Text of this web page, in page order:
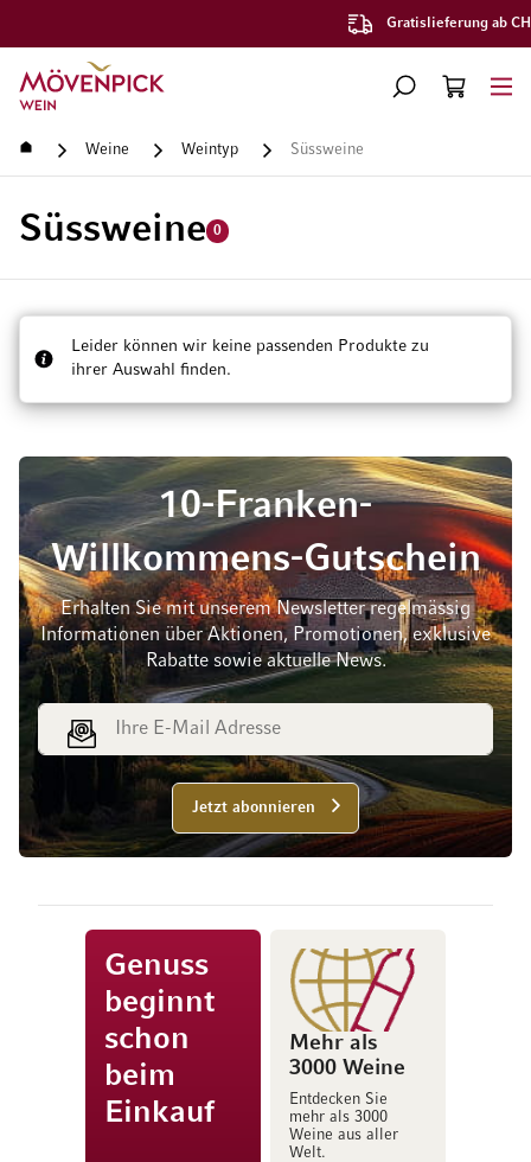
Genuss und Leidenschaft
Zur Startseite
SUCHE
WARENKORB
Startseite Weine Weintyp Süssweine
Süssweine 0
Leider können wir keine passenden Produkte zu
ihrer Auswahl finden.
10-Franken-
Willkommens-Gutschein
Erhalten Sie mit unserem Newsletter regelmässig
Informationen über Aktionen, Promotionen, exklusive
Rabatte sowie aktuelle News.
E-Mail Adresse
Jetzt abonnieren
Genuss
beginnt
schon
beim
Einkauf
Mehr als
3000 Weine
Entdecken Sie
mehr als 3000
Weine aus aller
Welt.